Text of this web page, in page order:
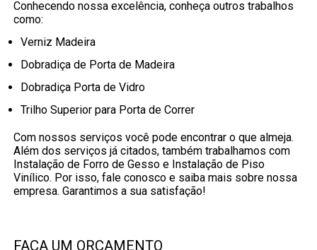
Conhecendo nossa excelência, conheça outros trabalhos
como:
Verniz Madeira
Dobradiça de Porta de Madeira
Dobradiça Porta de Vidro
Trilho Superior para Porta de Correr
Com nossos serviços você pode encontrar o que almeja.
Além dos serviços já citados, também trabalhamos com
Instalação de Forro de Gesso e Instalação de Piso
Vinílico. Por isso, fale conosco e saiba mais sobre nossa
empresa. Garantimos a sua satisfação!
FAÇA UM ORÇAMENTO